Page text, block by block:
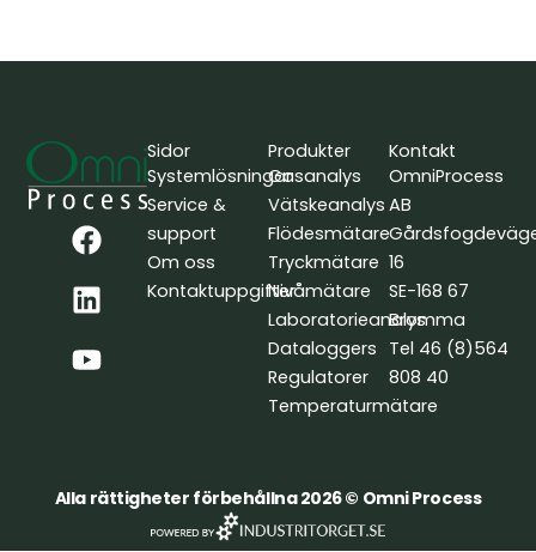
F
a
c
e
b
o
L
i
n
k
e
d
Y
o
u
t
u
b
Sidor
Systemlösningar
Service &
support
Om oss
Kontaktuppgifter
Produkter
Gasanalys
Vätskeanalys
Flödesmätare
Tryckmätare
Nivåmätare
Laboratorieanalys
Dataloggers
Regulatorer
Temperaturmätare
Kontakt
OmniProcess
AB
16
SE-168 67
Bromma
Tel 46 (8)564
808 40
Alla rättigheter förbehållna 2026 © Omni Process